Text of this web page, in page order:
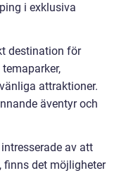
i exklusiva
destination för
attraktioner.
äventyr och
av att
finns det möjligheter